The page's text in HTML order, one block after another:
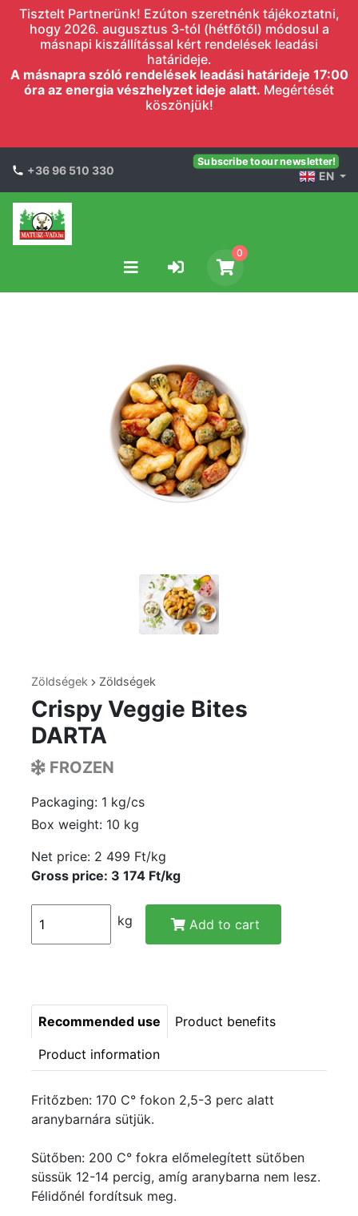
Tisztelt Partnerünk! Ezúton szeretnénk tájékoztatni,
hogy 2026. augusztus 3-tól (hétfőtől) módosul a
másnapi kiszállítással kért rendelések leadási
határideje.
A másnapra szóló rendelések leadási határideje 17:00
óra az energia vészhelyzet ideje alatt. Megértését
köszönjük!
+36 96 510 330
Subscribe to our newsletter!
EN
0
Zöldségek Zöldségek
Crispy Veggie Bites
DARTA
FROZEN
Packaging: 1 kg/cs
Box weight: 10 kg
Net price: 2 499 Ft/kg
Gross price: 3 174 Ft/kg
kg Add to cart
Recommended use Product benefits
Product information
Fritőzben: 170 C° fokon 2,5-3 perc alatt
aranybarnára sütjük.
Sütőben: 200 C° fokra előmelegített sütőben
süssük 12-14 percig, amíg aranybarna nem lesz.
Félidőnél fordítsuk meg.